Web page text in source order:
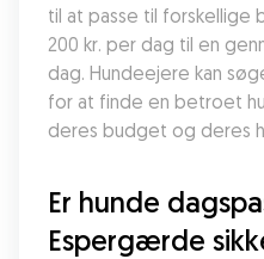
til at passe til forskellige
200 kr. per dag til en
dag. Hundeejere kan
for at finde en betroet
deres budget og deres
Er hunde
Espergærde